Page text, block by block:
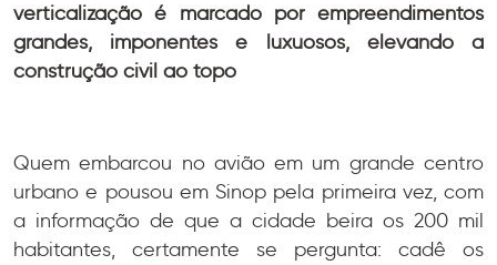
verticalização é marcado por empreendimentos
grandes, imponentes e luxuosos, elevando a
construção civil ao topo
Quem embarcou no avião em um grande centro
urbano e pousou em Sinop pela primeira vez, com
a informação de que a cidade beira os 200 mil
habitantes, certamente se pergunta: cadê os